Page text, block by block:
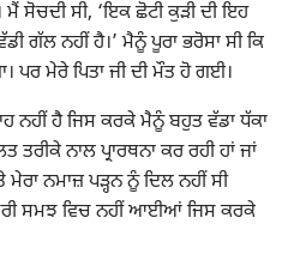
ਮੈਂ ਸੋਚਦੀ ਸੀ, ‘ਇਕ ਛੋਟੀ ਕੁੜੀ ਦੀ ਇਹ
ਗੱਲ ਨਹੀਂ ਹੈ।’ ਮੈਨੂੰ ਪੂਰਾ ਭਰੋਸਾ ਸੀ ਕਿ
ਪਰ ਮੇਰੇ ਪਿਤਾ ਜੀ ਦੀ ਮੌਤ ਹੋ ਗਈ।
ਨਹੀਂ ਹੈ ਜਿਸ ਕਰਕੇ ਮੈਨੂੰ ਬਹੁਤ ਵੱਡਾ ਧੱਕਾ
ਨਾਲ ਪ੍ਰਾਰਥਨਾ ਕਰ ਰਹੀ ਹਾਂ ਜਾਂ
ਨਮਾਜ਼ ਪੜ੍ਹਨ ਨੂੰ ਦਿਲ ਨਹੀਂ ਸੀ
ਸਮਝ ਵਿਚ ਨਹੀਂ ਆਈਆਂ ਜਿਸ ਕਰਕੇ